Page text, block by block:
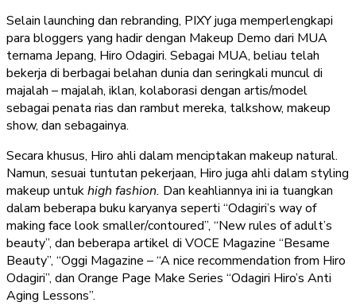
Selain launching dan rebranding, PIXY juga memperlengkapi
para bloggers yang hadir dengan Makeup Demo dari MUA
ternama Jepang, Hiro Odagiri. Sebagai MUA, beliau telah
bekerja di berbagai belahan dunia dan seringkali muncul di
majalah – majalah, iklan, kolaborasi dengan artis/model
sebagai penata rias dan rambut mereka, talkshow, makeup
show, dan sebagainya.
Secara khusus, Hiro ahli dalam menciptakan makeup natural.
Namun, sesuai tuntutan pekerjaan, Hiro juga ahli dalam styling
makeup untukhigh fashion. Dan keahliannya ini ia tuangkan
dalam beberapa buku karyanya seperti “Odagiri’s way of
making face look smaller/contoured”, “New rules of adult’s
beauty”, dan beberapa artikel di VOCE Magazine “Besame
Beauty”, “Oggi Magazine – “A nice recommendation from Hiro
Odagiri”, dan Orange Page Make Series “Odagiri Hiro’s Anti
Aging Lessons”.